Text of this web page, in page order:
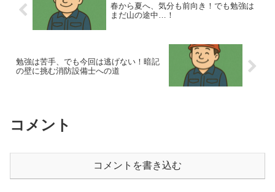
春から夏へ、気分も前向き！でも勉強は
まだ山の途中…！
勉強は苦手、でも今回は逃げない！暗記
の壁に挑む消防設備士への道
コメント
コメントを書き込む